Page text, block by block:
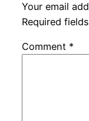
Your email
Required
Comment *